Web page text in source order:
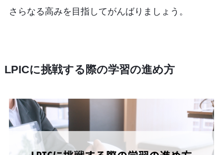
さらなる高みを目指してがんばりましょう。
LPICに挑戦する際の学習の進め方